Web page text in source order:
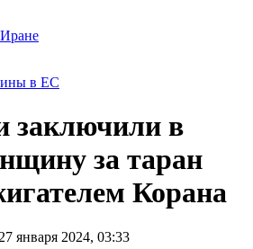
в ЕС
заключили в
за таран
Корана
января 2024, 03:33